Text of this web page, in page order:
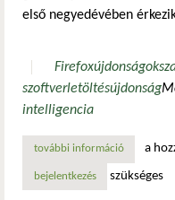
első negyedévében
Firefoxújdonságok
szoftverletöltésújdonság
intelligencia
további információteljes ai-
a
bejelentkezés szükséges